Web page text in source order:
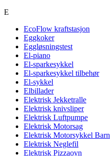
E
EcoFlow kraftstasjon
Eggkoker
Eggløsningstest
El-piano
El-sparkesykkel
El-sparkesykkel tilbehør
El-sykkel
Elbillader
Elektrisk Jekketralle
Elektrisk knivsliper
Elektrisk Luftpumpe
Elektrisk Motorsag
Elektrisk Motorsykkel Barn
Elektrisk Neglefil
Elektrisk Pizzaovn